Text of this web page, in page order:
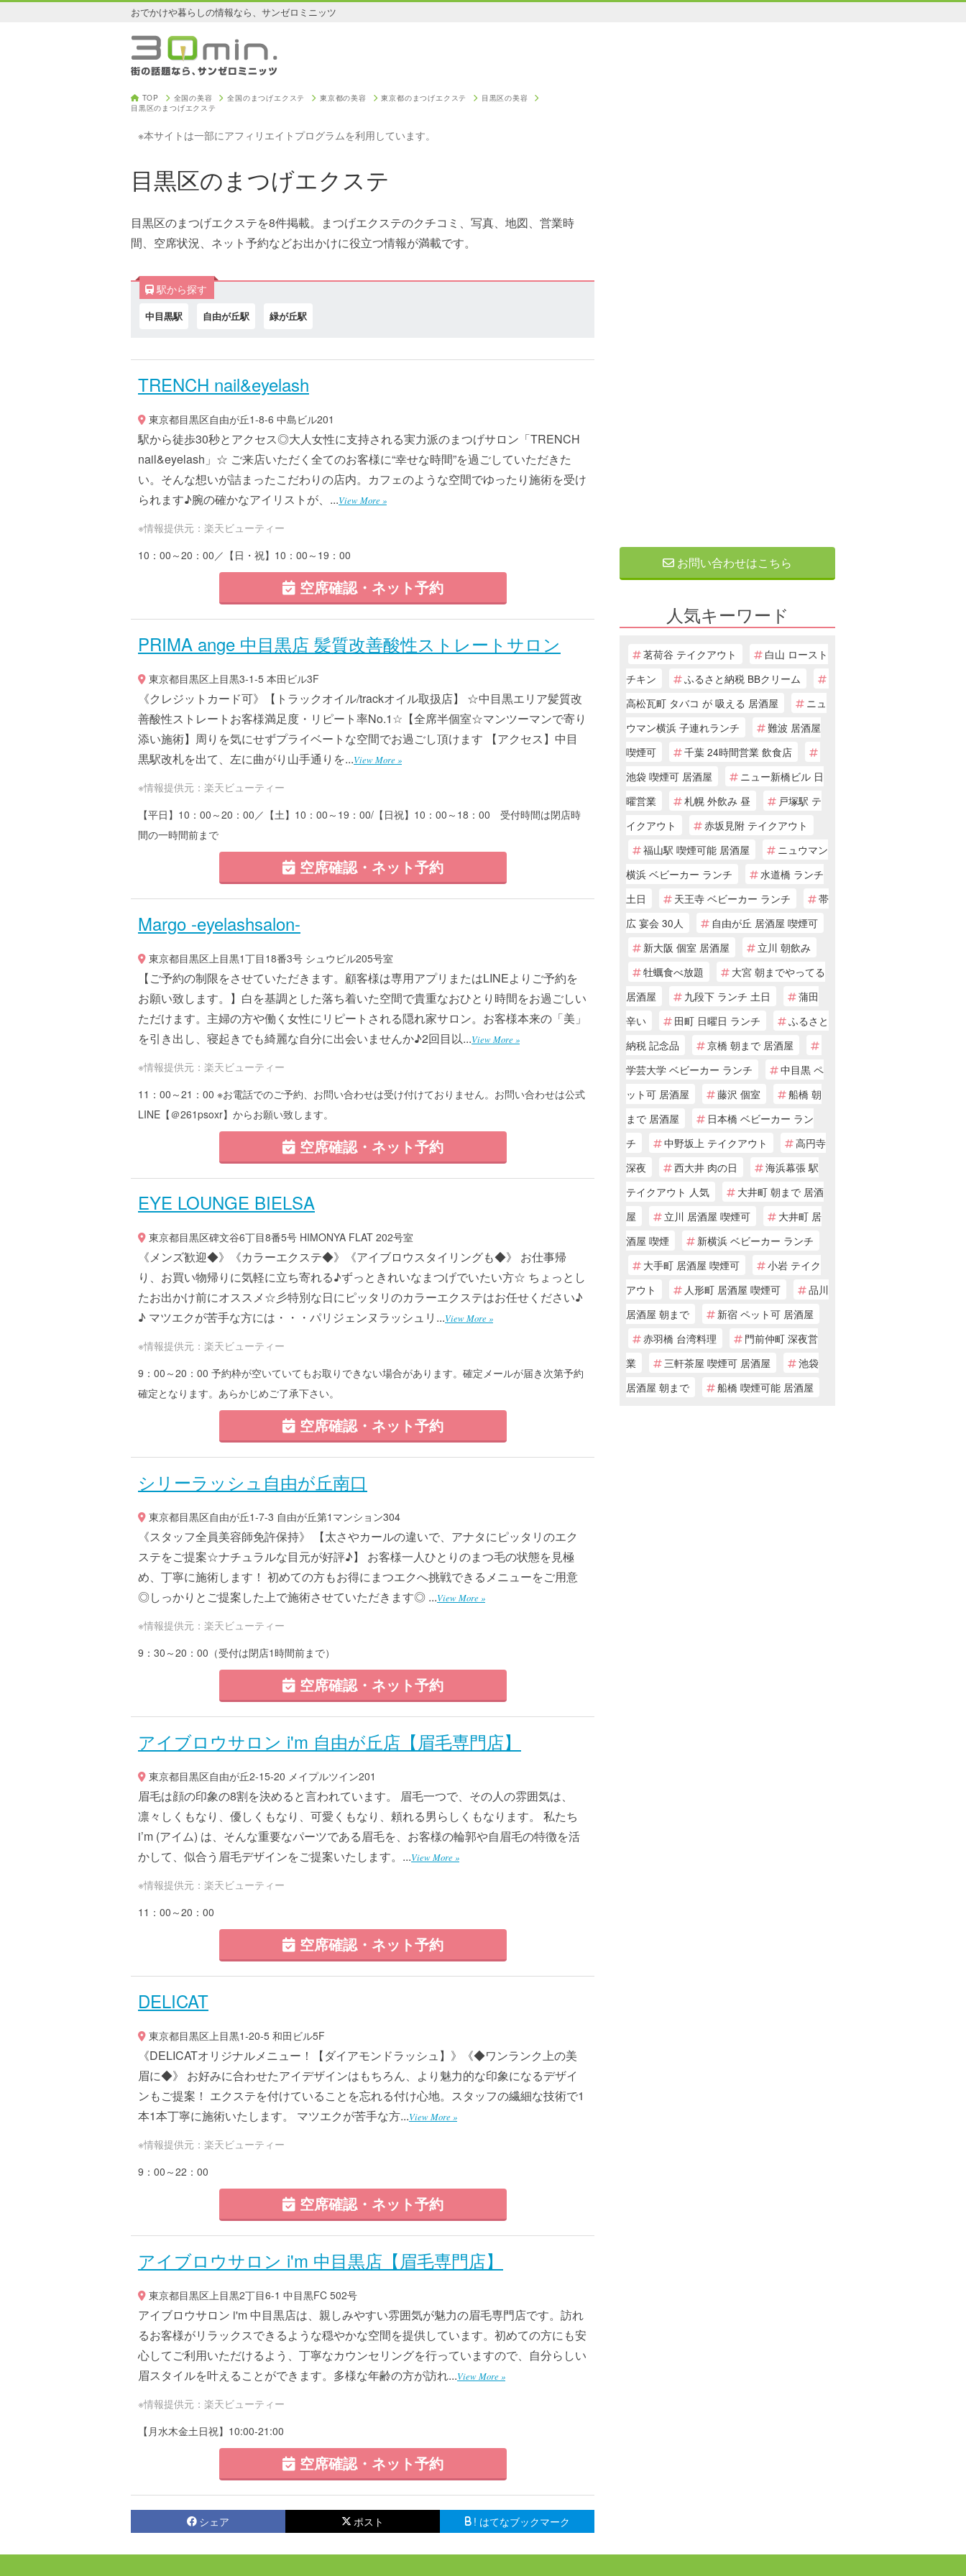
おでかけや暮らしの情報なら、サンゼロミニッツ
TOP 全国の美容 全国のまつげエクステ 東京都の美容 東京都のまつげエクステ
目黒区の美容
目黒区のまつげエクステ
※本サイトは一部にアフィリエイトプログラムを利用しています。
目黒区のまつげエクステ
目黒区のまつげエクステを8件掲載。まつげエクステのクチコミ、写真、地図、営業時
間、空席状況、ネット予約などお出かけに役立つ情報が満載です。
駅から探す
中目黒駅 自由が丘駅 緑が丘駅
TRENCH nail&eyelash
東京都目黒区自由が丘1-8-6 中島ビル201
駅から徒歩30秒とアクセス◎大人女性に支持される実力派のまつげサロン「TRENCH
nail&eyelash」☆ ご来店いただく全てのお客様に“幸せな時間”を過ごしていただきた
い。そんな想いが詰まったこだわりの店内。カフェのような空間でゆったり施術を受け
られます♪腕の確かなアイリストが、...View More »
※情報提供元：楽天ビューティー
10：00～20：00／【日・祝】10：00～19：00
空席確認・ネット予約
PRIMA ange 中目黒店 髪質改善酸性ストレートサロン
東京都目黒区上目黒3-1-5 本田ビル3F
《クレジットカード可》【トラックオイル/trackオイル取扱店】 ☆中目黒エリア髪質改
善酸性ストレートお客様満足度・リピート率No.1☆【全席半個室☆マンツーマンで寄り
添い施術】周りを気にせずプライベートな空間でお過ごし頂けます 【アクセス】中目
黒駅改札を出て、左に曲がり山手通りを...View More »
※情報提供元：楽天ビューティー
【平日】10：00～20：00／【土】10：00～19：00/【日祝】10：00～18：00 受付時間は閉店時
間の一時間前まで
空席確認・ネット予約
Margo -eyelashsalon-
東京都目黒区上目黒1丁目18番3号 シュウビル205号室
【ご予約の制限をさせていただきます。顧客様は専用アプリまたはLINEよりご予約を
お願い致します。】白を基調とした落ち着いた空間で貴重なおひとり時間をお過ごしい
ただけます。主婦の方や働く女性にリピートされる隠れ家サロン。お客様本来の「美」
を引き出し、寝起きでも綺麗な自分に出会いませんか♪2回目以...View More »
※情報提供元：楽天ビューティー
11：00～21：00 ※お電話でのご予約、お問い合わせは受け付けておりません。お問い合わせは公式
LINE【＠261psoxr】からお願い致します。
空席確認・ネット予約
EYE LOUNGE BIELSA
東京都目黒区碑文谷6丁目8番5号 HIMONYA FLAT 202号室
《メンズ歓迎◆》《カラーエクステ◆》《アイブロウスタイリングも◆》 お仕事帰
り、お買い物帰りに気軽に立ち寄れる♪ずっときれいなまつげでいたい方☆ ちょっとし
たお出かけ前にオススメ☆彡特別な日にピッタリのカラーエクステはお任せください♪
♪ マツエクが苦手な方には・・・パリジェンヌラッシュリ...View More »
※情報提供元：楽天ビューティー
9：00～20：00 予約枠が空いていてもお取りできない場合があります。確定メールが届き次第予約
確定となります。あらかじめご了承下さい。
空席確認・ネット予約
シリーラッシュ自由が丘南口
東京都目黒区自由が丘1-7-3 自由が丘第1マンション304
《スタッフ全員美容師免許保持》 【太さやカールの違いで、アナタにピッタリのエク
ステをご提案☆ナチュラルな目元が好評♪】 お客様一人ひとりのまつ毛の状態を見極
め、丁寧に施術します！ 初めての方もお得にまつエクへ挑戦できるメニューをご用意
◎しっかりとご提案した上で施術させていただきます◎ ...View More »
※情報提供元：楽天ビューティー
9：30～20：00（受付は閉店1時間前まで）
空席確認・ネット予約
アイブロウサロン i'm 自由が丘店【眉毛専門店】
東京都目黒区自由が丘2-15-20 メイプルツイン201
眉毛は顔の印象の8割を決めると言われています。 眉毛一つで、その人の雰囲気は、
凛々しくもなり、優しくもなり、可愛くもなり、頼れる男らしくもなります。 私たち
i’m (アイム) は、そんな重要なパーツである眉毛を、お客様の輪郭や自眉毛の特徴を活
かして、似合う眉毛デザインをご提案いたします。...View More »
※情報提供元：楽天ビューティー
11：00～20：00
空席確認・ネット予約
DELICAT
東京都目黒区上目黒1-20-5 和田ビル5F
《DELICATオリジナルメニュー！【ダイアモンドラッシュ】》《◆ワンランク上の美
眉に◆》 お好みに合わせたアイデザインはもちろん、より魅力的な印象になるデザイ
ンもご提案！ エクステを付けていることを忘れる付け心地。スタッフの繊細な技術で1
本1本丁寧に施術いたします。 マツエクが苦手な方...View More »
※情報提供元：楽天ビューティー
9：00～22：00
空席確認・ネット予約
アイブロウサロン i'm 中目黒店【眉毛専門店】
東京都目黒区上目黒2丁目6-1 中目黒FC 502号
アイブロウサロン i'm 中目黒店は、親しみやすい雰囲気が魅力の眉毛専門店です。訪れ
るお客様がリラックスできるような穏やかな空間を提供しています。初めての方にも安
心してご利用いただけるよう、丁寧なカウンセリングを行っていますので、自分らしい
眉スタイルを叶えることができます。多様な年齢の方が訪れ...View More »
※情報提供元：楽天ビューティー
【月水木金土日祝】10:00-21:00
空席確認・ネット予約
シェア ポスト ! はてなブックマーク
お問い合わせはこちら
人気キーワード
茗荷谷 テイクアウト
白山 ロースト
チキン
ふるさと納税 BBクリーム
高松瓦町 タバコ が 吸える 居酒屋
ニュ
ウマン横浜 子連れランチ
難波 居酒屋
喫煙可
千葉 24時間営業 飲食店
池袋 喫煙可 居酒屋
ニュー新橋ビル 日
曜営業
札幌 外飲み 昼
戸塚駅 テ
イクアウト
赤坂見附 テイクアウト
福山駅 喫煙可能 居酒屋
ニュウマン
横浜 ベビーカー ランチ
水道橋 ランチ
土日
天王寺 ベビーカー ランチ
帯
広 宴会 30人
自由が丘 居酒屋 喫煙可
新大阪 個室 居酒屋
立川 朝飲み
牡蠣食べ放題
大宮 朝までやってる
居酒屋
九段下 ランチ 土日
蒲田
辛い
田町 日曜日 ランチ
ふるさと
納税 記念品
京橋 朝まで 居酒屋
学芸大学 ベビーカー ランチ
中目黒 ペ
ット可 居酒屋
藤沢 個室
船橋 朝
まで 居酒屋
日本橋 ベビーカー ラン
チ
中野坂上 テイクアウト
高円寺
深夜
西大井 肉の日
海浜幕張 駅
テイクアウト 人気
大井町 朝まで 居酒
屋
立川 居酒屋 喫煙可
大井町 居
酒屋 喫煙
新横浜 ベビーカー ランチ
大手町 居酒屋 喫煙可
小岩 テイク
アウト
人形町 居酒屋 喫煙可
品川
居酒屋 朝まで
新宿 ペット可 居酒屋
赤羽橋 台湾料理
門前仲町 深夜営
業
三軒茶屋 喫煙可 居酒屋
池袋
居酒屋 朝まで
船橋 喫煙可能 居酒屋